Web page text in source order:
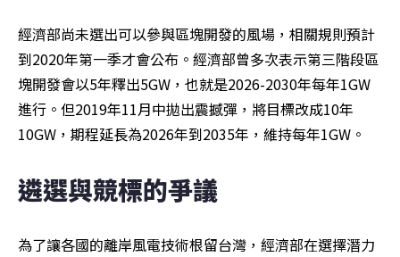
經濟部尚未選出可以參與區塊開發的風場，相關規則預計
到2020年第一季才會公布。經濟部曾多次表示第三階段區
塊開發會以5年釋出5GW，也就是2026-2030年每年1GW
進行。但2019年11月中拋出震撼彈，將目標改成10年
10GW，期程延長為2026年到2035年，維持每年1GW。
遴選與競標的爭議
為了讓各國的離岸風電技術根留台灣，經濟部在選擇潛力